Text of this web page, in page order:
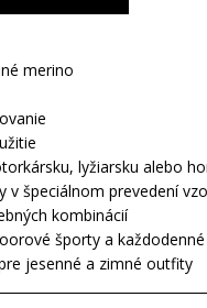
merino
lyžiarsku alebo
v špeciálnom prevedení
kombinácií
športy a
jesenné a zimné outfity